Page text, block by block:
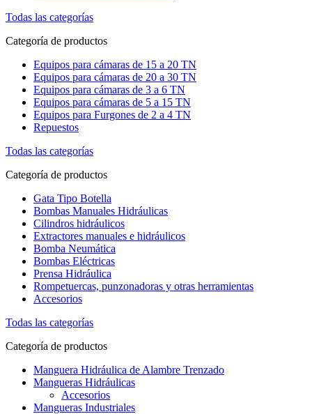
Todas las categorías
Categoría de productos
Equipos para cámaras de 15 a 20 TN
Equipos para cámaras de 20 a 30 TN
Equipos para cámaras de 3 a 6 TN
Equipos para cámaras de 5 a 15 TN
Equipos para Furgones de 2 a 4 TN
Repuestos
Todas las categorías
Categoría de productos
Gata Tipo Botella
Bombas Manuales Hidráulicas
Cilindros hidráulicos
Extractores manuales e hidráulicos
Bomba Neumática
Bombas Eléctricas
Prensa Hidráulica
Rompetuercas, punzonadoras y otras herramientas
Accesorios
Todas las categorías
Categoría de productos
Manguera Hidráulica de Alambre Trenzado
Mangueras Hidráulicas
Accesorios
Mangueras Industriales